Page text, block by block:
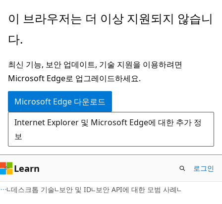
주
콘
츠
로
건
너
뛰
기
이 브라우저는 더 이상 지원되지 않습니
다.
최신 기능, 보안 업데이트, 기술 지원을 이용하려면
Microsoft Edge로 업그레이드하세요.
Microsoft Edge 다운로드
Internet Explorer 및 Microsoft Edge에 대한 추가 정
보
Learn 로그인
데스크톱 기술 보안 및 ID 보안 API에 대한 모범 사례